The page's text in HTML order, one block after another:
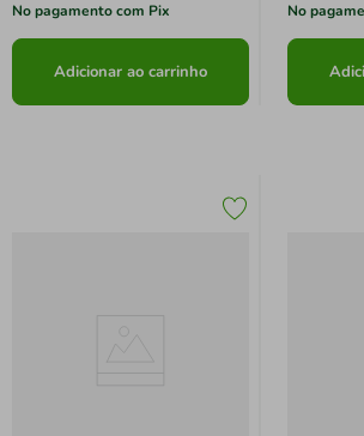
No pagamento com Pix
Adicionar ao carrinho
No